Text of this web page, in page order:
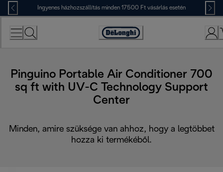
Skip
to
Content
Ingyenes házhozszállítás minden 17500 Ft vásárlás esetén
Accessibility
Pinguino Portable Air Conditioner 700
sq ft with UV-C Technology Support
Center
Minden, amire szüksége van ahhoz, hogy a legtöbbet
hozza ki termékéből.